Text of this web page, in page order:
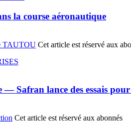
la course aéronautique
TAUTOU Cet article est réservé aux
— Safran lance des essais
Cet article est réservé aux abonnés